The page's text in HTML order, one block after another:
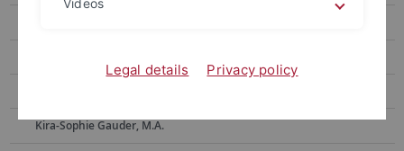
Kira-Sophie Gauder, M.A.
Videos
Legal details Privacy policy